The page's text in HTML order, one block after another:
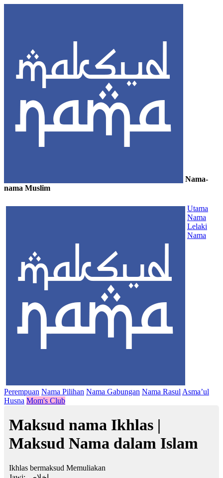
Nama-
nama Muslim
Utama
Nama
Lelaki
Nama
Perempuan Nama Pilihan Nama Gabungan Nama Rasul Asma’ul
Husna Mom's Club
Maksud nama Ikhlas |
Maksud Nama dalam Islam
Ikhlas bermaksud Memuliakan